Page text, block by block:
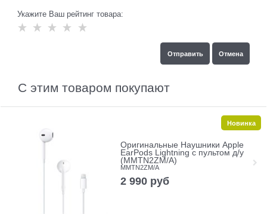
Укажите Ваш рейтинг товара:
С этим товаром покупают
Оригинальные Наушники Apple
EarPods Lightning с пультом д/у
(MMTN2ZM/A)
MMTN2ZM/A
2 990 руб
Новинка